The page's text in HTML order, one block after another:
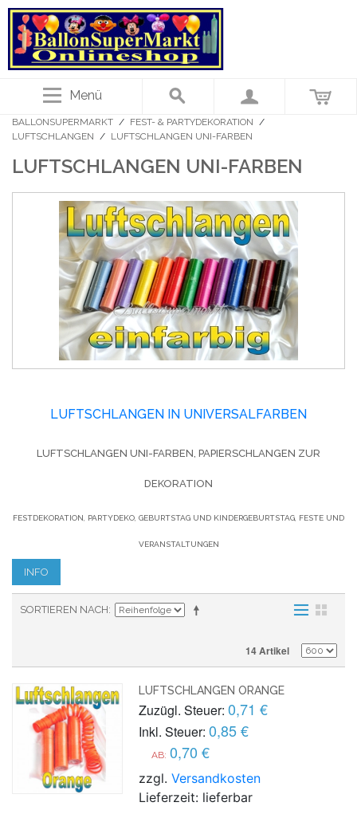
Menü
BALLONSUPERMARKT / FEST- & PARTYDEKORATION /
LUFTSCHLANGEN / LUFTSCHLANGEN UNI-FARBEN
LUFTSCHLANGEN UNI-FARBEN
LUFTSCHLANGEN IN UNIVERSALFARBEN
LUFTSCHLANGEN UNI-FARBEN, PAPIERSCHLANGEN ZUR
DEKORATION
FESTDEKORATION, PARTYDEKO, GEBURTSTAG UND KINDERGEBURTSTAG, FESTE UND
VERANSTALTUNGEN
INFO
SORTIEREN NACH
14 Artikel
LUFTSCHLANGEN ORANGE
Zuzügl. Steuer: 0,71 €
Inkl. Steuer: 0,85 €
AB: 0,70 €
zzgl.Versandkosten
Lieferzeit: lieferbar